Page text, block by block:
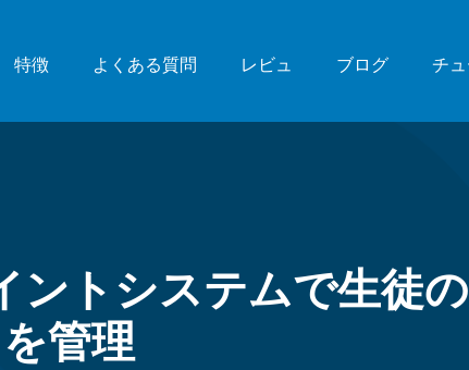
特徴 よくある質問 レビュ ブログ チ
トシステムで生徒
を管理